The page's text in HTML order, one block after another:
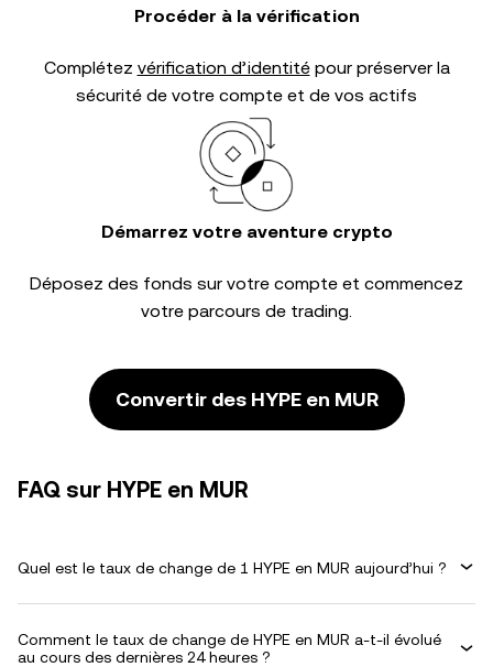
Procéder à la vérification
Complétez vérification d’identitépour préserver la
sécurité de votre compte et de vos actifs
Démarrez votre aventure crypto
Déposez des fonds sur votre compte et commencez
votre parcours de trading.
Convertir des HYPE en MUR
FAQ sur HYPE en MUR
Quel est le taux de change de 1 HYPE en MUR aujourd’hui ?
Comment le taux de change de HYPE en MUR a-t-il évolué
au cours des dernières 24 heures ?